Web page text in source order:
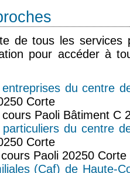
de tous les services
pour accéder à
du centre
Corte
Paoli Bâtiment C
du centre
Corte
Paoli 20250 Corte
(Caf) de Haute-